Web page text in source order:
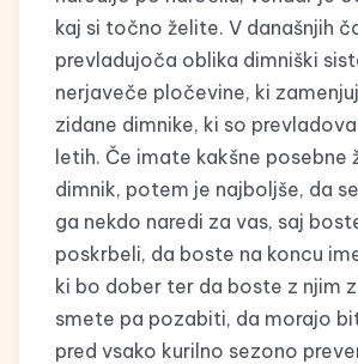
kaj si točno želite. V današnjih
prevladujoča oblika dimniški
nerjaveče pločevine, ki
zidane dimnike, ki so
letih. Če imate kakšne posebne
dimnik, potem je najboljše, da
ga nekdo naredi za vas, saj
poskrbeli, da boste na koncu
ki bo dober ter da boste z njim
smete pa pozabiti, da morajo
pred vsako kurilno sezono